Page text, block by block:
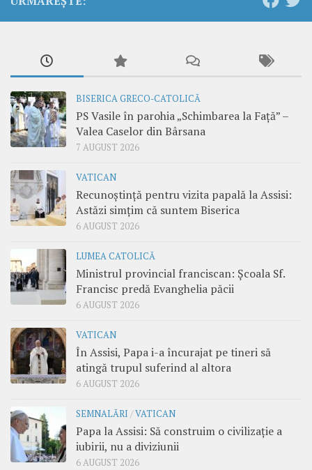
BISERICA GRECO-CATOLICĂ
PS Vasile în parohia „Schimbarea la Față” –
Valea Caselor din Bârsana
7 AUGUST 2026
VATICAN
Recunoștință pentru vizita papală la Assisi:
Astăzi simțim că suntem Biserica
6 AUGUST 2026
LUMEA CATOLICĂ
Ministrul provincial franciscan: Școala Sf.
Francisc predă Evanghelia păcii
6 AUGUST 2026
VATICAN
În Assisi, Papa i-a încurajat pe tineri să
atingă trupul suferind al altora
6 AUGUST 2026
SEMNALĂRI /VATICAN
Papa la Assisi: Să construim o civilizație a
iubirii, nu a diviziunii
6 AUGUST 2026